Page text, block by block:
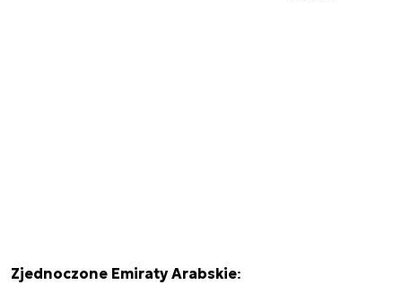
Zjednoczone Emiraty Arabskie: